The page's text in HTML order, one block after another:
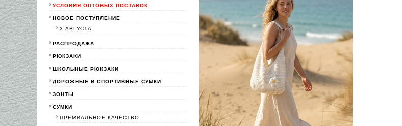
УСЛОВИЯ ОПТОВЫХ ПОСТАВОК
НОВОЕ ПОСТУПЛЕНИЕ
3 АВГУСТА
РАСПРОДАЖА
РЮКЗАКИ
ШКОЛЬНЫЕ РЮКЗАКИ
ДОРОЖНЫЕ И СПОРТИВНЫЕ СУМКИ
ЗОНТЫ
СУМКИ
ПРЕМИАЛЬНОЕ КАЧЕСТВО